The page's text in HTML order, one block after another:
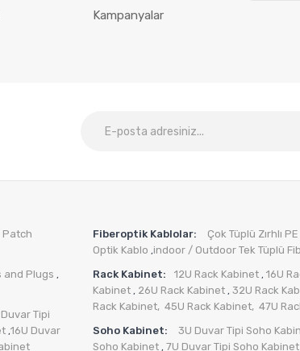
Kampanyalar
Patch
and Plugs ,
Tipi
,16U Duvar
Fiberoptik Kablolar: Çok Tüplü Zırhlı
Optik Kablo ,indoor / Outdoor Tek Tüplü
Rack Kabinet:
12U Rack Kabinet , 16U
Kabinet , 26U Rack Kabinet , 32U Rack
Rack Kabinet, 45U Rack Kabinet, 47U
Soho Kabinet:
3U Duvar Tipi Soho
Soho Kabinet , 7U Duvar Tipi Soho Kabinet